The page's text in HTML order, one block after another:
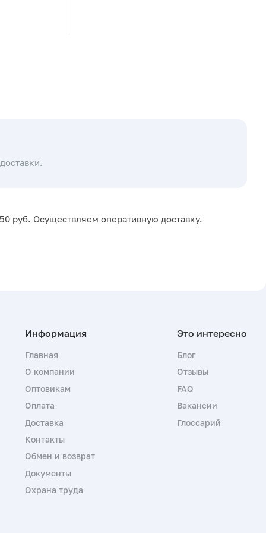
руб. Осуществляем оперативную доставку.
Главная
О компании
Оптовикам
Оплата
Доставка
Контакты
Обмен и возврат
Документы
Охрана труда
Блог
Отзывы
FAQ
Вакансии
Глоссарий